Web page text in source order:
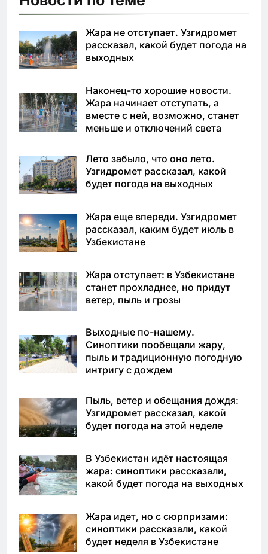
Жара не отступает. Узгидромет
рассказал, какой будет погода на
выходных
Наконец-то хорошие новости.
Жара начинает отступать, а
вместе с ней, возможно, станет
меньше и отключений света
Лето забыло, что оно лето.
Узгидромет рассказал, какой
будет погода на выходных
Жара еще впереди. Узгидромет
рассказал, каким будет июль в
Узбекистане
Жара отступает: в Узбекистане
станет прохладнее, но придут
ветер, пыль и грозы
Выходные по-нашему.
Синоптики пообещали жару,
пыль и традиционную погодную
интригу с дождем
Пыль, ветер и обещания дождя:
Узгидромет рассказал, какой
будет погода на этой неделе
В Узбекистан идёт настоящая
жара: синоптики рассказали,
какой будет погода на выходных
Жара идет, но с сюрпризами:
синоптики рассказали, какой
будет неделя в Узбекистане